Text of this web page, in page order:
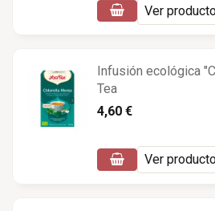
Ver
Infusión ecológica
Tea
4,60 €
Ver